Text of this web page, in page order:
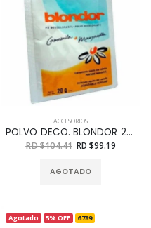
ACCESORIOS
POLVO DECO. BLONDOR 20 G
RD $104.41 RD $99.19
AGOTADO
Agotado 5% OFF 6789